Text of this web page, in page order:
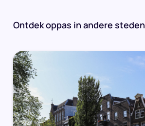
Ontdek oppas in andere steden